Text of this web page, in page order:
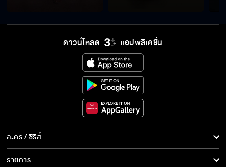
ดาวน์โหลด แอปพลิเคชั่น
ละคร / ซีรีส์
ละคร/ซีรีส์
รายการ